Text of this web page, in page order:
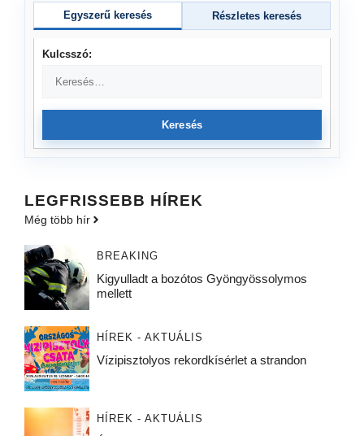
Egyszerű keresés Részletes keresés
Kulcsszó:
Keresés
LEGFRISSEBB HÍREK
Még több hír
BREAKING
Kigyulladt a bozótos Gyöngyössolymos
mellett
HÍREK - AKTUÁLIS
Vízipisztolyos rekordkísérlet a strandon
HÍREK - AKTUÁLIS